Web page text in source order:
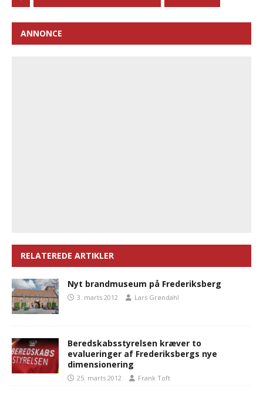
ANNONCE
RELATEREDE ARTIKLER
Nyt brandmuseum på Frederiksberg
3. marts 2012 Lars Grøndahl
Beredskabsstyrelsen kræver to
evalueringer af Frederiksbergs nye
dimensionering
25. marts 2012 Frank Toft